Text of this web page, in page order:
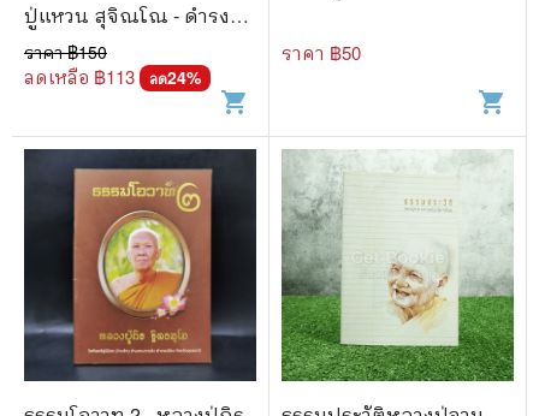
ปู่แหวน สุจิณโณ - ดำรง
ธรรม
ราคา ฿150
ลดเหลือ ฿113 ลด24%
shopping_cart
ราคา ฿50
shopping_cart